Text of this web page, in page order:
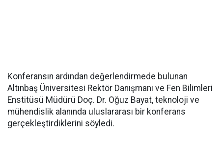
Konferansın ardından değerlendirmede bulunan
Altınbaş Üniversitesi Rektör Danışmanı ve Fen Bilimleri
Enstitüsü Müdürü Doç. Dr. Oğuz Bayat, teknoloji ve
mühendislik alanında uluslararası bir konferans
gerçekleştirdiklerini söyledi.